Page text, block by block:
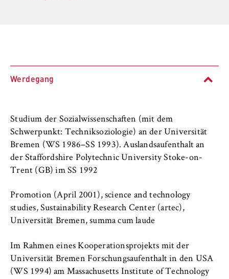
r
l
S
c
h
o
o
o
f
E
o
n
o
Fachbereiche und BPS
Serviceeinrichtungen
Werdegang
Studium der Sozialwissenschaften (mit dem
Schwerpunkt: Techniksoziologie) an der Universität
Bremen (WS 1986–SS 1993). Auslandsaufenthalt an
der Staffordshire Polytechnic University Stoke-on-
Trent (GB) im SS 1992
Promotion (April 2001), science and technology
studies, Sustainability Research Center (artec),
Universität Bremen, summa cum laude
Im Rahmen eines Kooperationsprojekts mit der
Universität Bremen Forschungsaufenthalt in den USA
(WS 1994) am Massachusetts Institute of Technology
Domäne. Dadurch wird verhindert, dass das
Cookie Laufzeit:
1 Jahr
TYPO3 Frontend Nutzer
Name:
fe_typo_user
Betreiber dieser Website
Zweck:
Dient der Identifizierung der